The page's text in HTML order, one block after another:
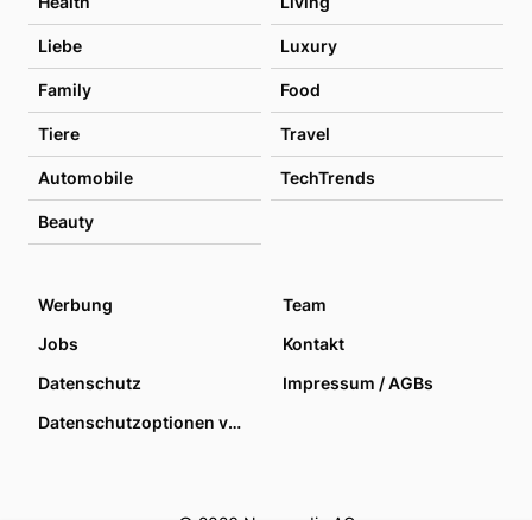
Liebe Luxury
Family Food
Tiere Travel
Automobile TechTrends
Beauty
Werbung
Team
Jobs
Kontakt
Datenschutz
Impressum / AGBs
Datenschutzoptionen verwalten